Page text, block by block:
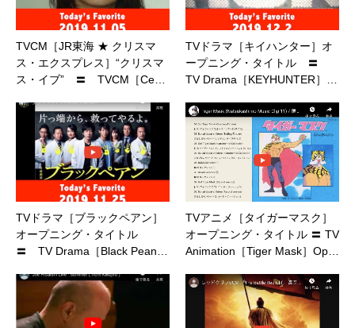
TVCM［JR東海 ★ クリスマ
ス・エクスプレス］“クリスマ
ス・イブ” 〓 TVCM［Ce…
TVドラマ［キイハンター］オ
ープニング・タイトル 〓
TV Drama［KEYHUNTER］…
TVドラマ［ブラックペアン］
オープニング・タイトル
〓 TV Drama［Black Pean…
TVアニメ［タイガーマスク］
オープニング・タイトル 〓 TV
Animation［Tiger Mask］Op…